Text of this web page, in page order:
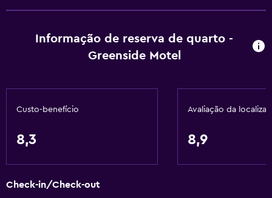
Área para refeições
Serviços básicos
Roupa de cama
Informação de reserva de quarto -
Greenside Motel
Custo-benefício
8,3
Avaliação da
8,9
Check-in/Check-out